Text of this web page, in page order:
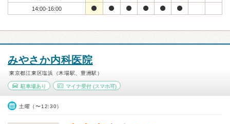
14:00-16:00
みやさか内科医院
東京都江東区塩浜（木場駅、豊洲駅）
駐車場あり マイナ受付(スマホ可)
土曜（〜12:30）